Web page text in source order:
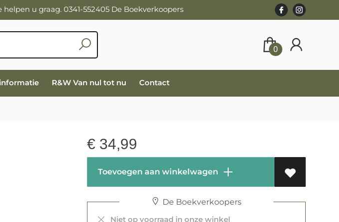
u graag. 0341-552405 De Boekverkoopers
0
R&W Van nul tot nu Contact
€ 34,99
Toevoegen aan winkelwagen
De Boekverkoopers
Niet op voorraad in onze winkel